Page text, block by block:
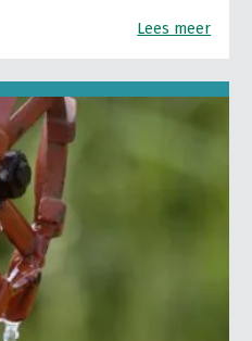
Lees meer